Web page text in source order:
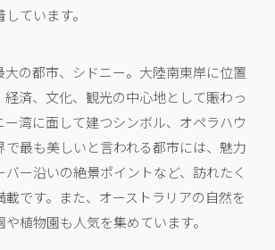
ています。
大の都市、シドニー。大陸南東岸に位置
経済、文化、観光の中心地として賑わっ
ー湾に面して建つシンボル、オペラハウ
で最も美しいと言われる都市には、魅力
ー沿いの絶景ポイントなど、訪れたく
載です。また、オーストラリアの自然を
植物園も人気を集めています。